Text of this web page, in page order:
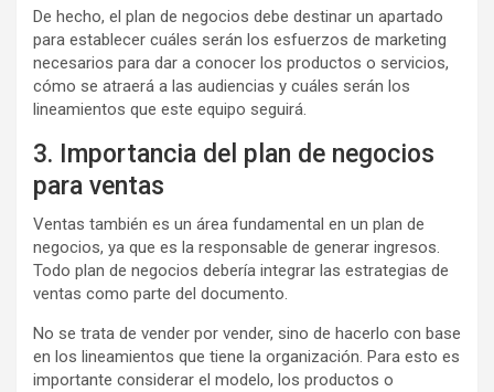
De hecho, el plan de negocios debe destinar un apartado
para establecer cuáles serán los esfuerzos de marketing
necesarios para dar a conocer los productos o servicios,
cómo se atraerá a las audiencias y cuáles serán los
lineamientos que este equipo seguirá.
3. Importancia del plan de negocios
para ventas
Ventas también es un área fundamental en un plan de
negocios, ya que es la responsable de generar ingresos.
Todo plan de negocios debería integrar las estrategias de
ventas como parte del documento.
No se trata de vender por vender, sino de hacerlo con base
en los lineamientos que tiene la organización. Para esto es
importante considerar el modelo, los productos o